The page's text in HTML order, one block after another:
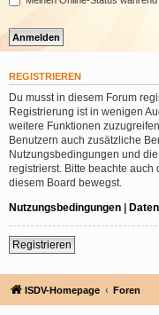
REGISTRIEREN
Du musst in diesem Forum
Registrierung ist in wenigen
weitere Funktionen
Benutzern auch zusätzliche
Nutzungsbedingungen und
registrierst. Bitte beachte
diesem Board bewegst.
Nutzungsbedingungen |
Registrieren
ISDV-Homepage Foren